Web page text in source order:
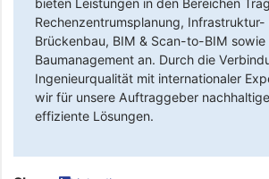
bieten Leistungen in den Bereichen
Rechenzentrumsplanung, Infrastruktur-
Brückenbau, BIM & Scan-to-BIM
Baumanagement an. Durch die
Ingenieurqualität mit internationaler
wir für unsere Auftraggeber
effiziente Lösungen.